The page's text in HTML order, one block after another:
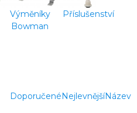
Výměníky
Bowman
Příslušenství
DoporučenéNejlevnějšíNázev